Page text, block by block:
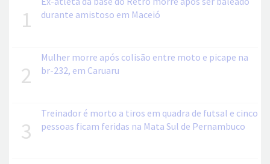
1
durante amistoso em Maceió
2
Mulher morre após colisão entre moto e picape na
br-232, em Caruaru
3
Treinador é morto a tiros em quadra de futsal e cinco
pessoas ficam feridas na Mata Sul de Pernambuco